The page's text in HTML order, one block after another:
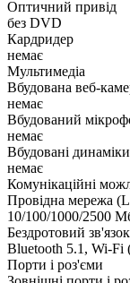
Оптичний привід
без DVD
Кардридер
немає
Мультимедіа
Вбудована веб-
немає
Вбудований
немає
Вбудовані динаміки
немає
Комунікаційні
Провідна мережа
10/100/1000/2500
Бездротовий зв'язок
Bluetooth 5.1, Wi-Fi
Порти і роз'єми